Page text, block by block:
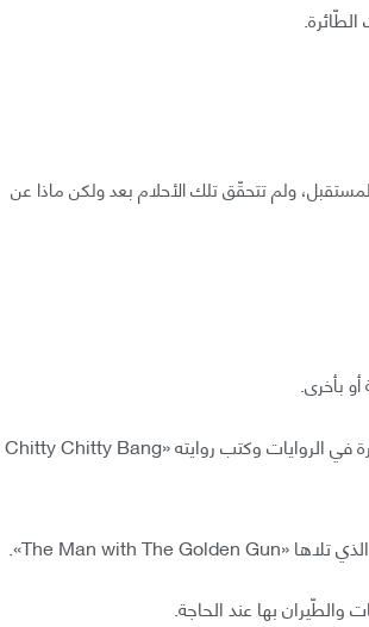
ولم تتحقّق تلك الأحلام بعد ولكن ماذا عن
بأخرى.
كان المؤلّف إيان فليمينغ «Ian Fleming» من محبي السّيّارات الطّائرة في الروايات وكتب روايته «Chitty Chitty Bang
بها عند الحاجة.